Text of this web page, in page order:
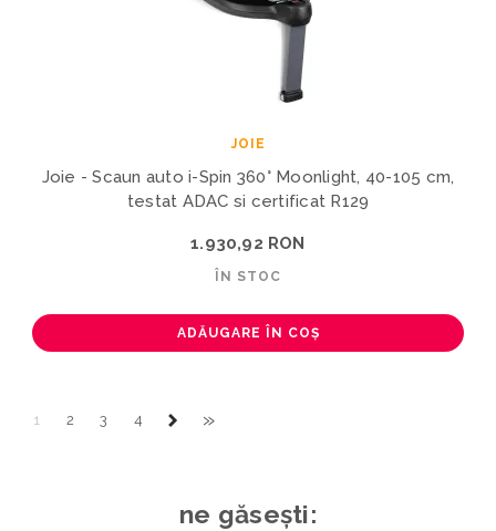
JOIE
Joie - Scaun auto i-Spin 360° Moonlight, 40-105 cm,
testat ADAC si certificat R129
1.930,92 RON
ÎN STOC
ADĂUGARE ÎN COȘ
1 2 3 4 »
ne găsești: